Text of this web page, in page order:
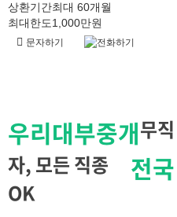
상환기간최대 60개월
최대한도1,000만원
문자하기 전화하기
우리대부중개
전국
무직
자, 모든 직종
OK